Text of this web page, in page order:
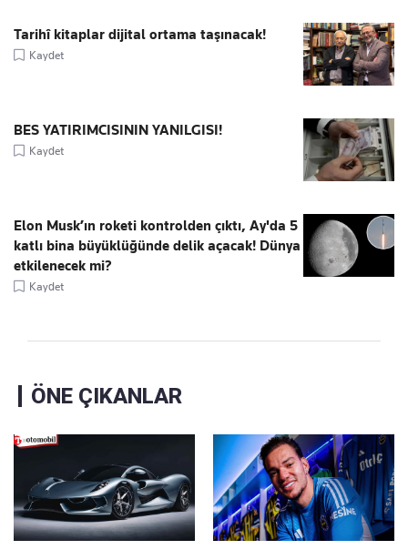
Tarihî kitaplar dijital ortama taşınacak!
Kaydet
BES YATIRIMCISININ YANILGISI!
Kaydet
Elon Musk’ın roketi kontrolden çıktı, Ay'da 5
katlı bina büyüklüğünde delik açacak! Dünya
etkilenecek mi?
Kaydet
ÖNE ÇIKANLAR